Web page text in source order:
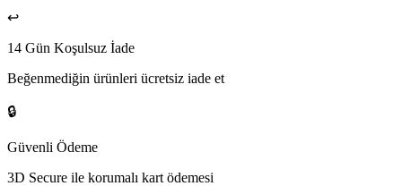
↩️
14 Gün Koşulsuz İade
Beğenmediğin ürünleri ücretsiz iade et
🔒
Güvenli Ödeme
3D Secure ile korumalı kart ödemesi